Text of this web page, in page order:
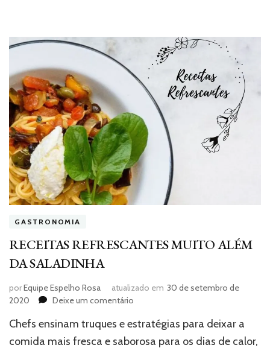
GASTRONOMIA
RECEITAS REFRESCANTES MUITO ALÉM
DA SALADINHA
porEquipe Espelho Rosa atualizado em 30 de setembro de
2020
Deixe um comentário
REFRESCANTES
MUITO
Chefs ensinam truques e estratégias para deixar a
comida mais fresca e saborosa para os dias de calor,